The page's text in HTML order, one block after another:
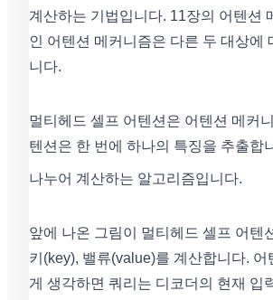
계산하는 기법입니다. 11장의 어텐션
인 어텐션 메커니즘은 다른 두 대상에
니다.
멀티헤드 셀프 어텐션은 어텐션 메커
텐션은 한 번에 하나의 특징을 추출합
나누어 계산하는 알고리즘입니다.
앞에 나온 그림이 멀티헤드 셀프 어텐
키(key), 밸류(value)를 계산합니다.
게 생각하면 쿼리는 디코더의 현재 입